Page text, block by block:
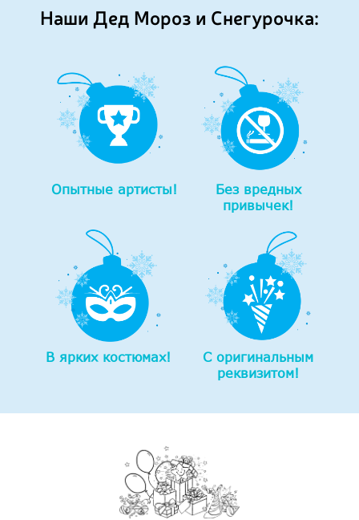
Наши Дед Мороз и Снегурочка:
Опытные артисты!
Без вредных
привычек!
В ярких костюмах!
С оригинальным
реквизитом!